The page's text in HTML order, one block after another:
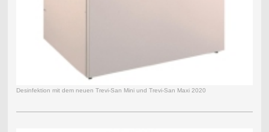
Desinfektion mit dem neuen Trevi-San Mini und Trevi-San Maxi 2020